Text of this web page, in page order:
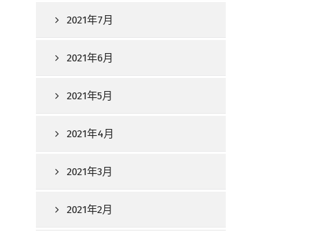
2021年7月
2021年6月
2021年5月
2021年4月
2021年3月
2021年2月